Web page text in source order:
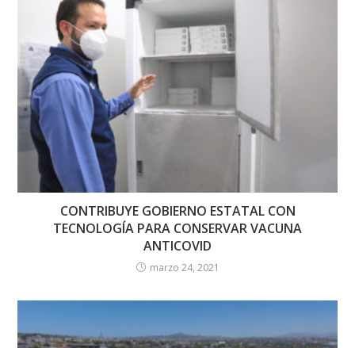
CONTRIBUYE GOBIERNO ESTATAL CON
TECNOLOGÍA PARA CONSERVAR VACUNA
ANTICOVID
marzo 24, 2021